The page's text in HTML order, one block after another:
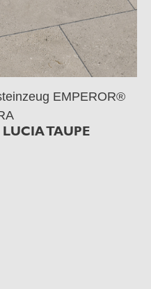
EMPEROR®
TAUPE